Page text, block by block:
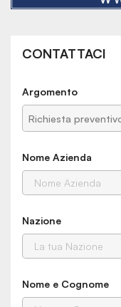
CONTATTACI
Argomento
Nome Azienda
Nazione
Nome e Cognome